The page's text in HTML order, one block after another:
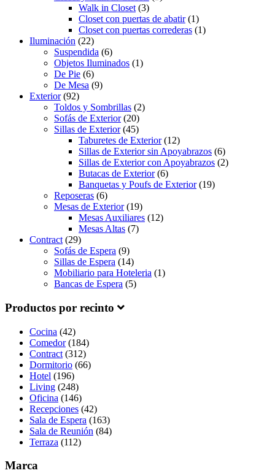
Walk in Closet (3)
Closet con puertas de abatir(1)
Closet con puertas correderas (1)
Iluminación (22)
Suspendida (6)
Objetos Iluminados (1)
De Pie (6)
De Mesa (9)
Exterior(92)
Toldos y Sombrillas (2)
Sofás de Exterior(20)
Sillas de Exterior(45)
Taburetes de Exterior(12)
Sillas de Exterior sin Apoyabrazos (6)
Sillas de Exterior con Apoyabrazos (2)
Butacas de Exterior(6)
Banquetas y Poufs de Exterior(19)
Reposeras (6)
Mesas de Exterior(19)
Mesas Auxiliares (12)
Mesas Altas (7)
Contract (29)
Sofás de Espera (9)
Sillas de Espera (14)
Mobiliario para Hoteleria (1)
Bancas de Espera (5)
Productos por recinto
Cocina (42)
Comedor(184)
Contract (312)
Dormitorio (66)
Hotel (196)
Living (248)
Oficina (146)
Recepciones (42)
Sala de Espera (163)
Sala de Reunión (84)
Terraza (112)
Marca